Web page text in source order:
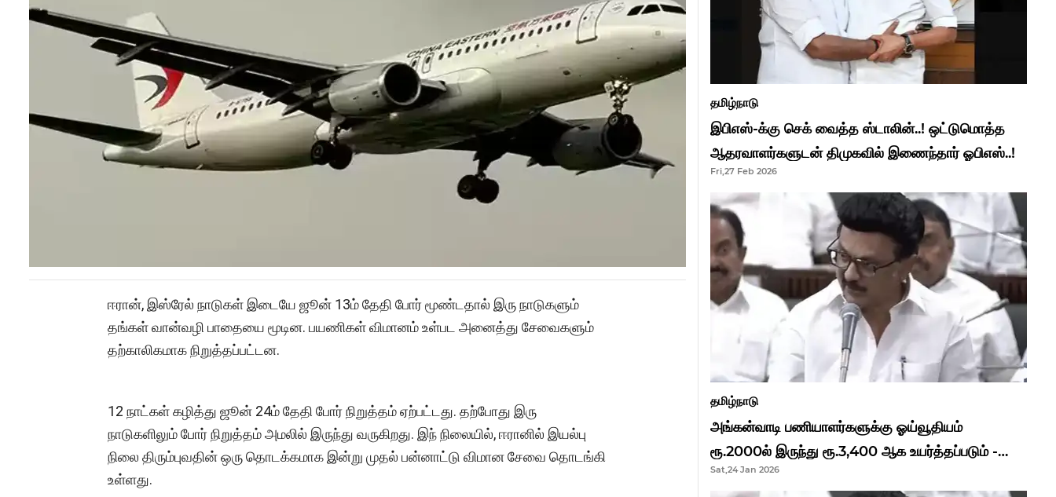
ஈரான், இஸ்ரேல் நாடுகள் இடையே ஜூன் 13ம் தேதி போர் மூண்டதால் இரு நாடுகளும்
தங்கள் வான்வழி பாதையை மூடின. பயணிகள் விமானம் உள்பட அனைத்து சேவைகளும்
தற்காலிகமாக நிறுத்தப்பட்டன.
12 நாட்கள் கழித்து ஜூன் 24ம் தேதி போர் நிறுத்தம் ஏற்பட்டது. தற்போது இரு
நாடுகளிலும் போர் நிறுத்தம் அமலில் இருந்து வருகிறது. இந் நிலையில், ஈரானில் இயல்பு
நிலை திரும்புவதின் ஒரு தொடக்கமாக இன்று முதல் பன்னாட்டு விமான சேவை தொடங்கி
உள்ளது.
தமிழ்நாடு
இபிஎஸ்-க்கு செக் வைத்த ஸ்டாலின்..! ஒட்டுமொத்த
ஆதரவாளர்களுடன் திமுகவில் இணைந்தார் ஓபிஎஸ்..!
Fri,27 Feb 2026
தமிழ்நாடு
அங்கன்வாடி பணியாளர்களுக்கு ஓய்வூதியம்
ரூ.2000ல் இருந்து ரூ.3,400 ஆக உயர்த்தப்படும் -
முதல்வர் மு.க.ஸ்டாலின்..!
Sat,24 Jan 2026